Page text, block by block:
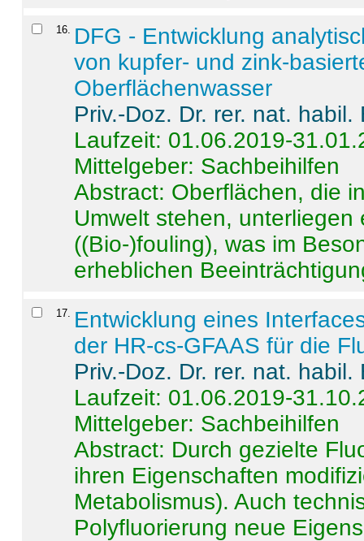
16
DFG - Entwicklung
von kupfer- und zink-
Oberflächenwasser
Priv.-Doz. Dr. rer. nat.
Laufzeit: 01.06.2019-
Mittelgeber: Sachbeihilfen
Abstract: Oberflächen, die
Umwelt stehen,
((Bio-)fouling), was im
erheblichen
17
Entwicklung eines
der HR-cs-GFAAS für die
Priv.-Doz. Dr. rer. nat.
Laufzeit: 01.06.2019-
Mittelgeber: Sachbeihilfen
Abstract: Durch gezielte
ihren Eigenschaften
Metabolismus). Auch
Polyfluorierung neue